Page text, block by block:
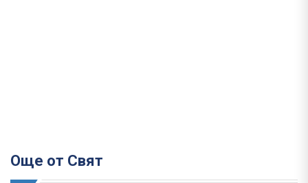
Още от Свят